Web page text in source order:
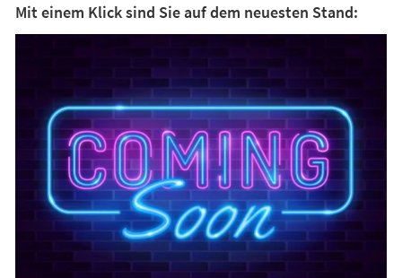
Mit einem Klick sind Sie auf dem neuesten Stand: